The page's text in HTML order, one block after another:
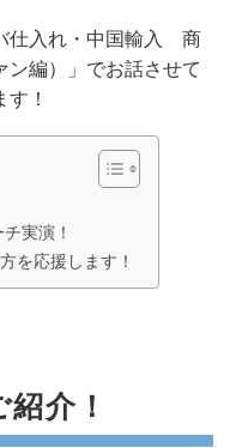
仕入れ・中国輸入 商
ン編）」でお話させて
！
実演！
を応援します！
介！